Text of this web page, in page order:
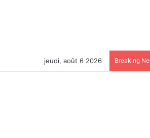
jeudi, août 6 2026 Breaking